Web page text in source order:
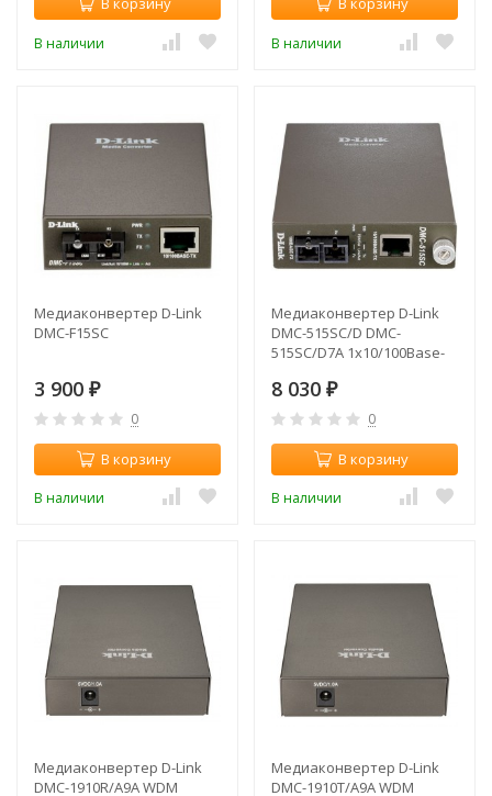
В наличии В наличии
Медиаконвертер D-Link
DMC-F15SC
3 900 ₽
0
В корзину
В наличии
Медиаконвертер D-Link
DMC-515SC/D DMC-
515SC/D7A 1x10/100Base-
8 030 ₽
0
В корзину
В наличии
Медиаконвертер D-Link
DMC-1910R/A9A WDM
Медиаконвертер D-Link
DMC-1910T/A9A WDM